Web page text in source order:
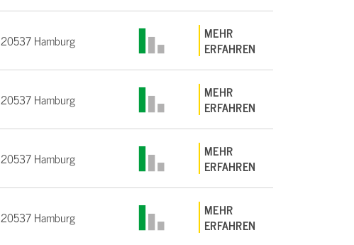
20537 Hamburg
MEHR
ERFAHREN
20537 Hamburg
MEHR
ERFAHREN
20537 Hamburg
MEHR
ERFAHREN
20537 Hamburg
MEHR
ERFAHREN